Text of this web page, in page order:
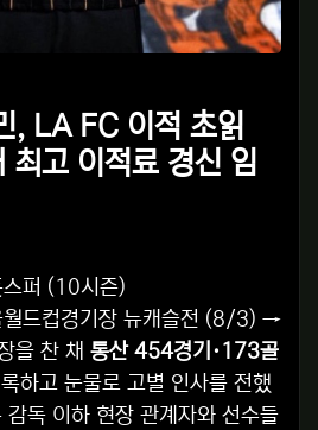
, LA FC 이적 초읽
고 이적료 경신 임
퍼 (10시즌)
월드컵경기장 뉴캐슬전 (8/3) →
을 찬 채 통산 454경기·173골
하고 눈물로 고별 인사를 전했
감독 이하 현장 관계자와 선수들